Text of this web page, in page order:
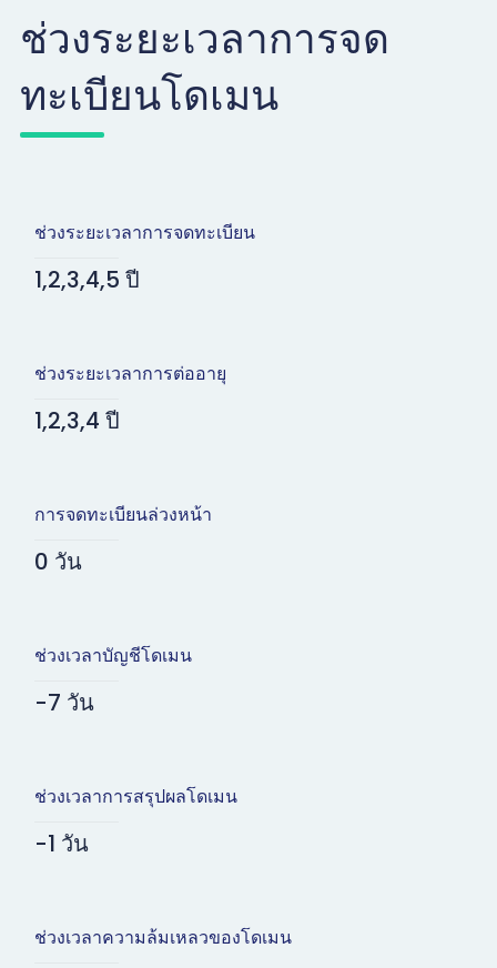
ช่วงระยะเวลาการจด
ทะเบียนโดเมน
ช่วงระยะเวลาการจดทะเบียน
1,2,3,4,5 ปี
ช่วงระยะเวลาการต่ออายุ
1,2,3,4 ปี
การจดทะเบียนล่วงหน้า
0 วัน
ช่วงเวลาบัญชีโดเมน
-7 วัน
ช่วงเวลาการสรุปผลโดเมน
-1 วัน
ช่วงเวลาความล้มเหลวของโดเมน